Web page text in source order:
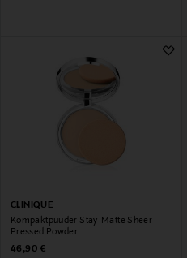
CLINIQUE
Kompaktpuuder Stay-Matte Sheer
Pressed Powder
Original Price
46,90 €